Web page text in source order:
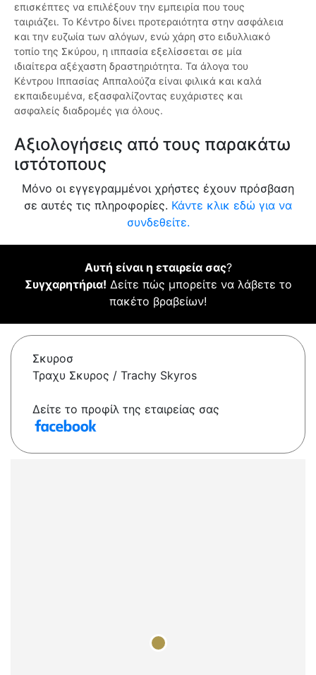
επισκέπτες να επιλέξουν την εμπειρία που τους
ταιριάζει. Το Κέντρο δίνει προτεραιότητα στην ασφάλεια
και την ευζωία των αλόγων, ενώ χάρη στο ειδυλλιακό
τοπίο της Σκύρου, η ιππασία εξελίσσεται σε μία
ιδιαίτερα αξέχαστη δραστηριότητα. Τα άλογα του
Κέντρου Ιππασίας Αππαλούζα είναι φιλικά και καλά
εκπαιδευμένα, εξασφαλίζοντας ευχάριστες και
ασφαλείς διαδρομές για όλους.
Αξιολογήσεις από τους παρακάτω
ιστότοπους
Μόνο οι εγγεγραμμένοι χρήστες έχουν πρόσβαση
σε αυτές τις πληροφορίες. Κάντε κλικ εδώ για να
συνδεθείτε.
Αυτή είναι η εταιρεία σας?
Συγχαρητήρια! Δείτε πώς μπορείτε να λάβετε το
πακέτο βραβείων!
Σκυροσ
Τραχυ Σκυρος / Trachy Skyros
Δείτε το προφίλ της εταιρείας σας